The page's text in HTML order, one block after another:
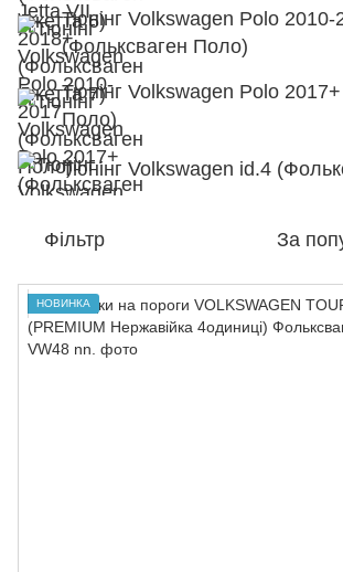
Тюнінг Volkswagen Polo 2010-
(Фольксваген Поло)
Тюнінг Volkswagen Polo
Поло)
Тюнінг Volkswagen id.4
Фільтр За
НОВИНКА